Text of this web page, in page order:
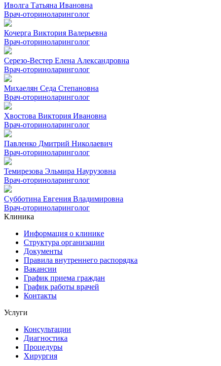
Иволга Татьяна Ивановна
Врач-оториноларинголог
Кочерга Виктория Валерьевна
Врач-оториноларинголог
Серезо-Вестер Елена Александровна
Врач-оториноларинголог
Михаелян Седа Степановна
Врач-оториноларинголог
Хвостова Виктория Ивановна
Врач-оториноларинголог
Павленко Дмитрий Николаевич
Врач-оториноларинголог
Темирезова Эльмира Наурузовна
Врач-оториноларинголог
Субботина Евгения Владимировна
Врач-оториноларинголог
Клиника
Информация о клинике
Структура организации
Документы
Правила внутреннего распорядка
Вакансии
График приема граждан
График работы врачей
Контакты
Услуги
Консультации
Диагностика
Процедуры
Хирургия